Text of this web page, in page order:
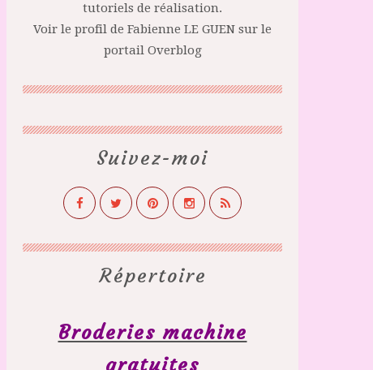
tutoriels de réalisation.
Voir le profil de Fabienne LE GUEN sur le
portail Overblog
Suivez-moi
Répertoire
Broderies machine
gratuites